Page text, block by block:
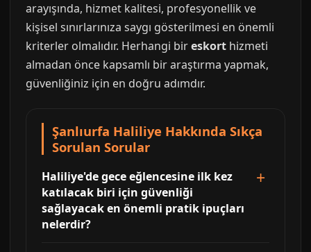
arayışında, hizmet kalitesi, profesyonellik ve
kişisel sınırlarınıza saygı gösterilmesi en önemli
kriterler olmalıdır. Herhangi bireskort hizmeti
almadan önce kapsamlı bir araştırma yapmak,
güvenliğiniz için en doğru adımdır.
Şanlıurfa Haliliye Hakkında Sıkça
Sorulan Sorular
Haliliye'de gece eğlencesine ilk kez
katılacak biri için güvenliği
sağlayacak en önemli pratik ipuçları
nelerdir?